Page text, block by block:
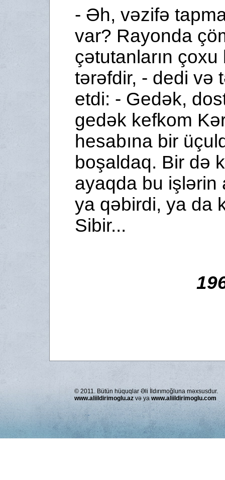
- Əh, vəzifə
var? Rayonda
çətutanların çoxu
tərəfdir, - dedi və
etdi: - Gedək,
gedək kefkom
hesabına bir
boşaldaq. Bir də
ayaqda bu işlərin
ya qəbirdi, ya da
Sibir...
© 2011. Bütün hüquqlar Əli İldırımoğluna məxsusdur.
www.aliildirimoglu.az və ya www.aliildirimoglu.com